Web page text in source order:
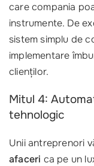
care compania
instrumente. De
sistem simplu de
implementare
clienților.
Mitul 4:
tehnologic
Unii antreprenori
afaceri ca pe un